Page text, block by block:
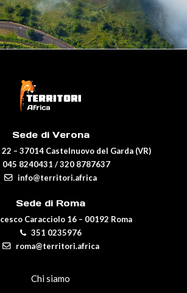
Sede di Verona
– 37014 Castelnuovo del Garda (VR)
045 8240431 /320 8787637
info@territori.africa
Sede di Roma
Caracciolo 16 – 00192 Roma
351 0235976
roma@territori.africa
Chi siamo